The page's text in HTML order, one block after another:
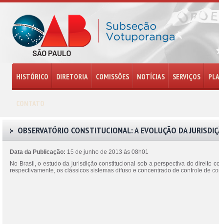
HISTÓRICO DIRETORIA COMISSÕES NOTÍCIAS SERVIÇOS
CONTATO
OBSERVATÓRIO CONSTITUCIONAL: A EVOLUÇÃO DA
Data da Publicação: 15 de junho de 2013 às 08h01
No Brasil, o estudo da jurisdição constitucional sob a perspectiva do direito
respectivamente, os clássicos sistemas difuso e concentrado de controle de